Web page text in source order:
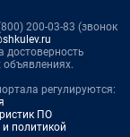
200-03-83 (звонок
достоверность
регулируются:
ПО
политикой